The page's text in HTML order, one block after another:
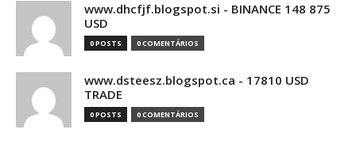
www.dhcfjf.blogspot.si - BINANCE 148 875
USD
0 POSTS 0 COMENTÁRIOS
www.dsteesz.blogspot.ca - 17810 USD
TRADE
0 POSTS 0 COMENTÁRIOS